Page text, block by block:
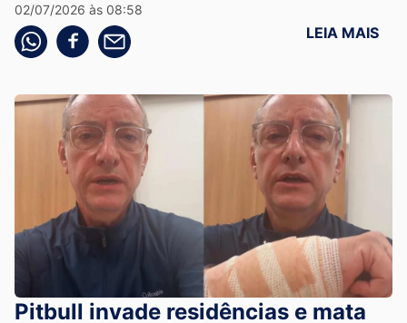
02/07/2026 às 08:58
Compartilhe pelo whatsapp
Compartilhar no facebook
Compartilhe pelo email LEIA MAIS
Pitbull invade residências e mata